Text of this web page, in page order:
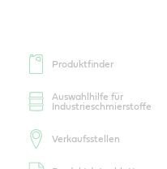
Produktfinder
Auswahlhilfe für
Industrieschmierstoffe
Verkaufsstellen